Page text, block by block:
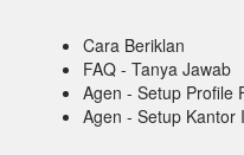
Cara Beriklan
FAQ - Tanya Jawab
Agen - Setup Profile
Agen - Setup Kantor